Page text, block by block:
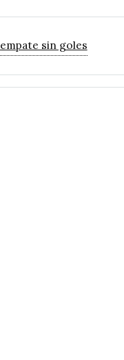
empate sin goles